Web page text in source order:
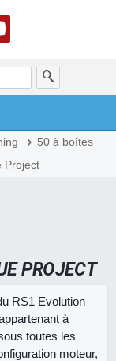
50 à boîtes
Project
PROJECT
RS1 Evolution
à
toutes les
moteur,